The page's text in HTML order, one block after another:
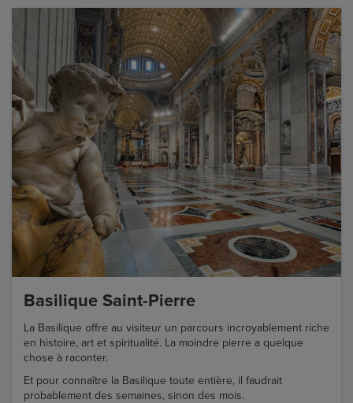
Basilique Saint-Pierre
La Basilique offre au visiteur un parcours incroyablement riche
en histoire, art et spiritualité. La moindre pierre a quelque
chose à raconter.
Et pour connaître la Basilique toute entière, il faudrait
probablement des semaines, sinon des mois.